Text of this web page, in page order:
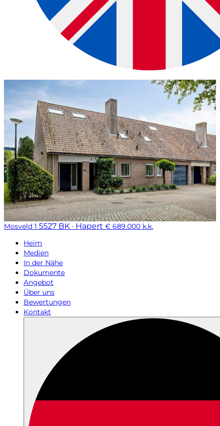
Mosveld 1 5527 BK · Hapert € 689.000 k.k.
Heim
Medien
In der Nähe
Dokumente
Angebot
Über uns
Bewertungen
Kontakt